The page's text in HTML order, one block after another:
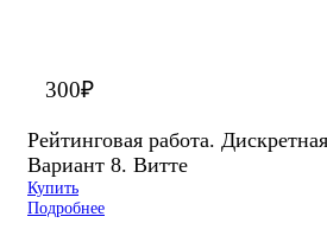
300₽
Рейтинговая работа.
Вариант 8. Витте
Купить
Подробнее